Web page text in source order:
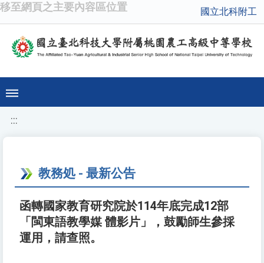
移至網頁之主要內容區位置 國立北科附工
:::
教務処 - 最新公告
函轉國家教育研究院於114年底完成12部
「閩東語教學媒 體影片」，鼓勵師生參採
運用，請查照。